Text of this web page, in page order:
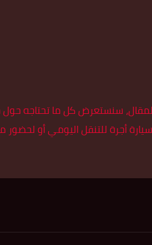
سنستعرض كل ما تحتاجه حول
أجرة للتنقل اليومي أو